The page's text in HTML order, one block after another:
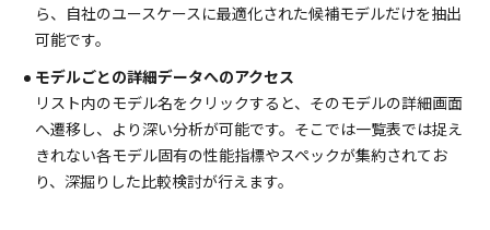
ら、自社のユースケースに最適化された候補モデルだけを抽出
可能です。
モデルごとの詳細データへのアクセス
リスト内のモデル名をクリックすると、そのモデルの詳細画面
へ遷移し、より深い分析が可能です。そこでは一覧表では捉え
きれない各モデル固有の性能指標やスペックが集約されてお
り、深掘りした比較検討が行えます。